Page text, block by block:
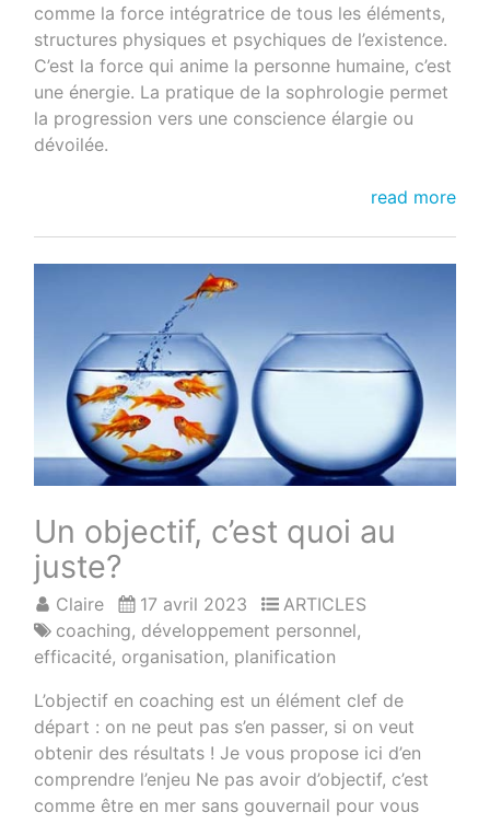
comme la force intégratrice de tous les éléments,
structures physiques et psychiques de l’existence.
C’est la force qui anime la personne humaine, c’est
une énergie. La pratique de la sophrologie permet
la progression vers une conscience élargie ou
dévoilée.
NIVEAUX
read more
Un objectif, c’est quoi au
juste?
Claire 17 avril 2023
ARTICLES
coaching, développement personnel,
efficacité, organisation, planification
L’objectif en coaching est un élément clef de
départ : on ne peut pas s’en passer, si on veut
obtenir des résultats ! Je vous propose ici d’en
comprendre l’enjeu Ne pas avoir d’objectif, c’est
comme être en mer sans gouvernail pour vous